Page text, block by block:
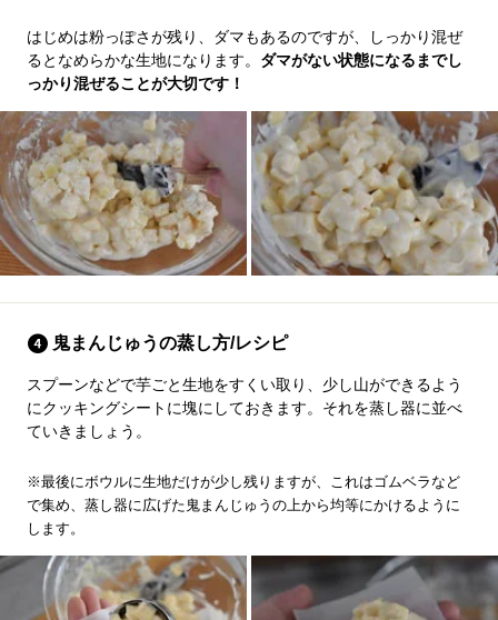
はじめは粉っぽさが残り、ダマもあるのですが、しっかり混ぜ
るとなめらかな生地になります。 ダマがない状態になるまでし
っかり混ぜることが大切です！
鬼まんじゅうの蒸し方/レシピ
スプーンなどで芋ごと生地をすくい取り、少し山ができるよう
にクッキングシートに塊にしておきます。それを蒸し器に並べ
ていきましょう。
※最後にボウルに生地だけが少し残りますが、これはゴムベラなど
で集め、蒸し器に広げた鬼まんじゅうの上から均等にかけるように
します。